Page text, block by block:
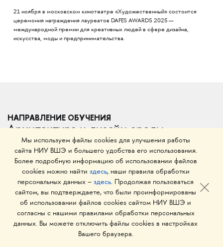
21 ноября в московском кинотеатре «Художественный» состоится
церемония награждения лауреатов DAFES AWARDS 2025 —
международной премии для креативных людей в сфере дизайна,
искусства, моды и предпринимательства.
НАПРАВЛЕНИЕ ОБУЧЕНИЯ
Архитектура и дизайн среды
Дизайн среды формирует реальность вокруг
современного человека. Это внешний вид
пространств и предметов, которые нас
окружают: архитекторы и дизайнеры среды
проектируют интерьеры и мебель, здания
и ландшафты.
Мы используем файлы cookies для улучшения работы
сайта НИУ ВШЭ и большего удобства его использования.
Более подробную информацию об использовании файлов
cookies можно найти здесь, наши правила обработки
персональных данных – здесь. Продолжая пользоваться
сайтом, вы подтверждаете, что были проинформированы
об использовании файлов cookies сайтом НИУ ВШЭ и
согласны с нашими правилами обработки персональных
данных. Вы можете отключить файлы cookies в настройках
Вашего браузера.